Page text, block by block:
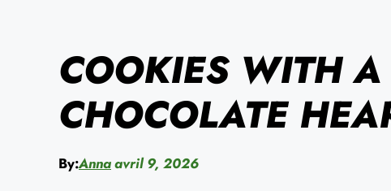
COOKIES WITH
CHOCOLATE
By:Annaavril 9, 2026